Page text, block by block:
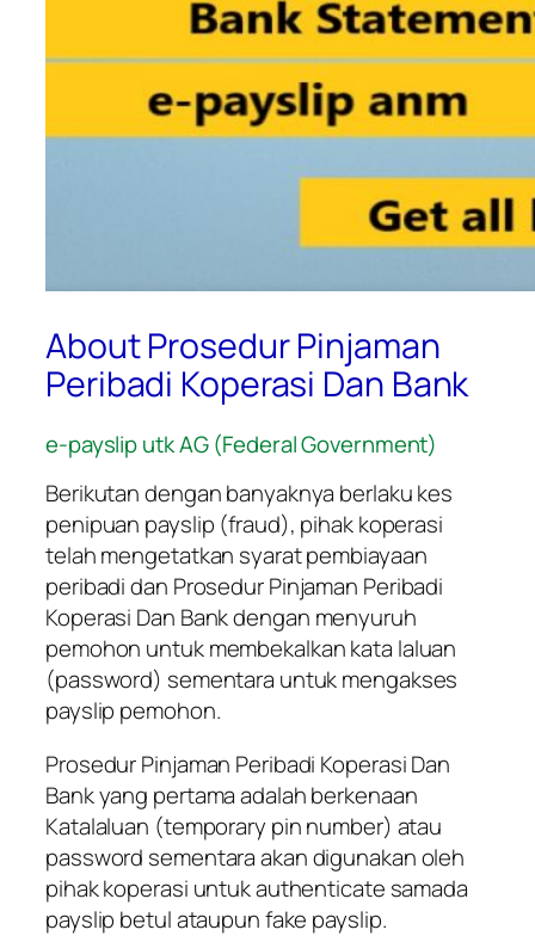
About Prosedur Pinjaman
Peribadi Koperasi Dan Bank
e-payslip utk AG (Federal Government)
Berikutan dengan banyaknya berlaku kes
penipuan payslip (fraud), pihak koperasi
telah mengetatkan syarat pembiayaan
peribadi dan Prosedur Pinjaman Peribadi
Koperasi Dan Bankdengan menyuruh
pemohon untuk membekalkan kata laluan
(password) sementara untuk mengakses
payslip pemohon.
Prosedur Pinjaman Peribadi Koperasi Dan
Bankyang pertama adalah berkenaan
Katalaluan (temporary pin number) atau
password sementara akan digunakan oleh
pihak koperasi untuk authenticate samada
payslip betul ataupun fake payslip.